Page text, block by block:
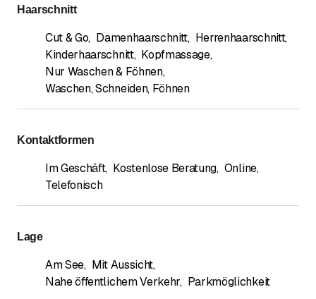
Haarschnitt
Cut & Go, Damenhaarschnitt, Herrenhaarschnitt,
Kinderhaarschnitt, Kopfmassage,
Nur Waschen & Föhnen,
Waschen, Schneiden, Föhnen
Kontaktformen
Im Geschäft, Kostenlose Beratung, Online,
Telefonisch
Lage
Am See, Mit Aussicht,
Nahe öffentlichem Verkehr, Parkmöglichkeit